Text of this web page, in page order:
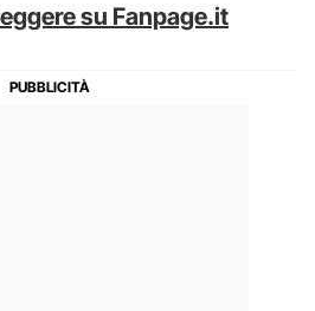
su Fanpage.it